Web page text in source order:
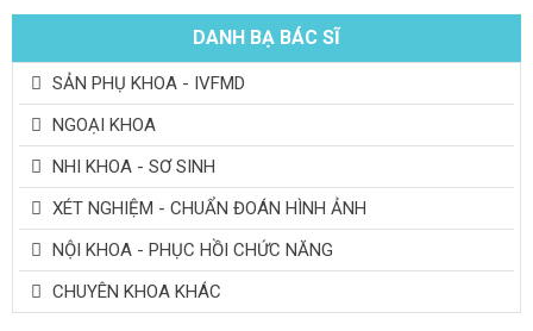
DANH BẠ BÁC SĨ
SẢN PHỤ KHOA - IVFMD
NGOẠI KHOA
NHI KHOA - SƠ SINH
XÉT NGHIỆM - CHUẨN ĐOÁN HÌNH ẢNH
NỘI KHOA - PHỤC HỒI CHỨC NĂNG
CHUYÊN KHOA KHÁC